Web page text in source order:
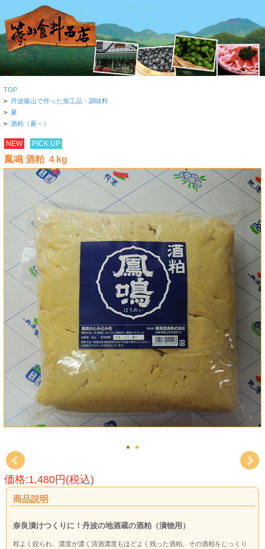
TOP
> 丹波篠山で作った加工品・調味料
> 夏
> 酒粕（夏～）
NEW PICK UP
鳳鳴 酒粕 ４kg
価格:1,480円(税込)
商品説明
奈良漬けつくりに！丹波の地酒蔵の酒粕（漬物用）
程よく絞られ、濃度が濃く清酒濃度もほどよく残った酒粕。その酒粕をじっくり